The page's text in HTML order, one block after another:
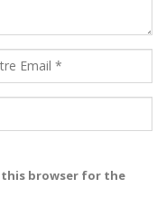
this browser for the